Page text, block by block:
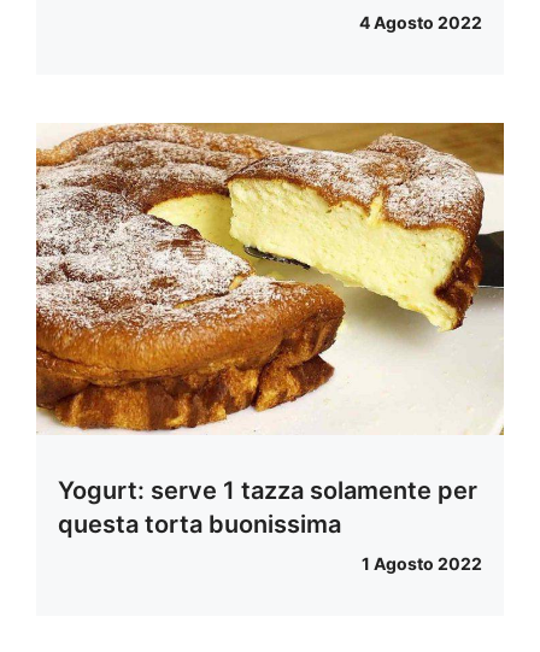
4 Agosto 2022
Yogurt: serve 1 tazza solamente per
questa torta buonissima
1 Agosto 2022